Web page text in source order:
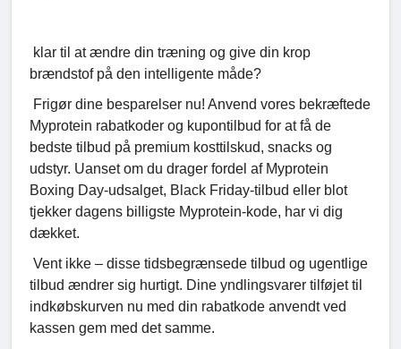
klar til at ændre din træning og give din krop
brændstof på den intelligente måde?
Frigør dine besparelser nu! Anvend vores bekræftede
Myprotein rabatkoder og kupontilbud for at få de
bedste tilbud på premium kosttilskud, snacks og
udstyr. Uanset om du drager fordel af Myprotein
Boxing Day-udsalget, Black Friday-tilbud eller blot
tjekker dagens billigste Myprotein-kode, har vi dig
dækket.
Vent ikke – disse tidsbegrænsede tilbud og ugentlige
tilbud ændrer sig hurtigt. Dine yndlingsvarer tilføjet til
indkøbskurven nu med din rabatkode anvendt ved
kassen gem med det samme.